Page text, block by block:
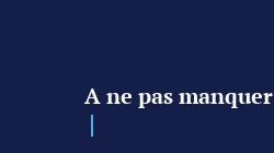
A ne pas manquer